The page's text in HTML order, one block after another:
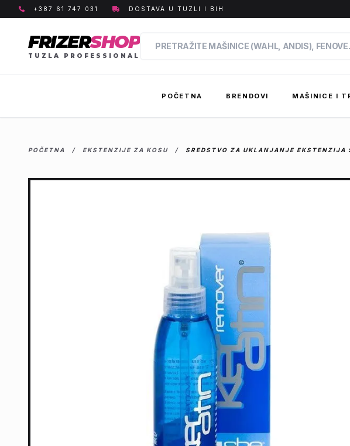
+387 61 747 031 DOSTAVA U TUZLI I BIH
FRIZERSHOP
TUZLA PROFESSIONAL
POČETNA BRENDOVI MAŠINICE I
POČETNA / EKSTENZIJE ZA KOSU / SREDSTVO ZA UKLANJANJE EKSTENZIJA